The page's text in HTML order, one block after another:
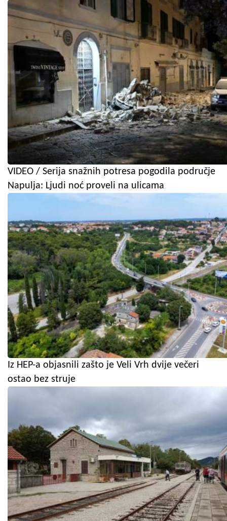
VIDEO / Serija snažnih potresa pogodila područje
Napulja: Ljudi noć proveli na ulicama
Iz HEP-a objasnili zašto je Veli Vrh dvije večeri
ostao bez struje